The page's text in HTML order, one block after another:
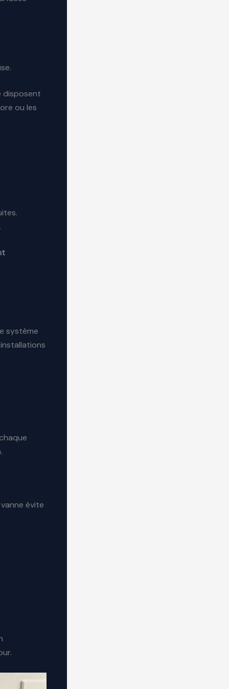
disposent
ou les
système
évite